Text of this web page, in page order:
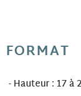
FORMAT
- Hauteur : 17 à